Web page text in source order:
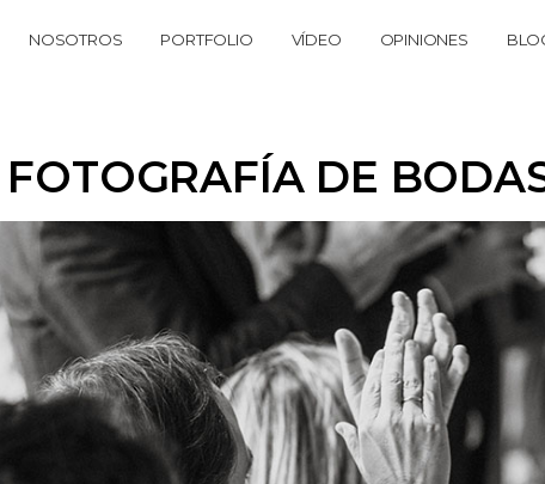
NOSOTROS PORTFOLIO VÍDEO OPINIONES
FOTOGRAFÍA DE